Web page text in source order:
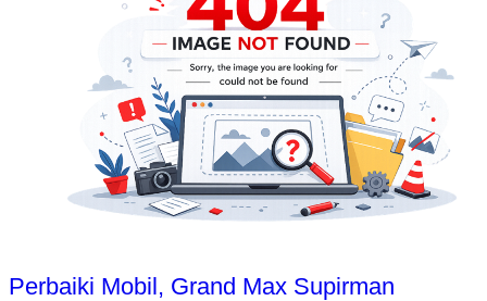
Perbaiki Mobil, Grand Max Supirman